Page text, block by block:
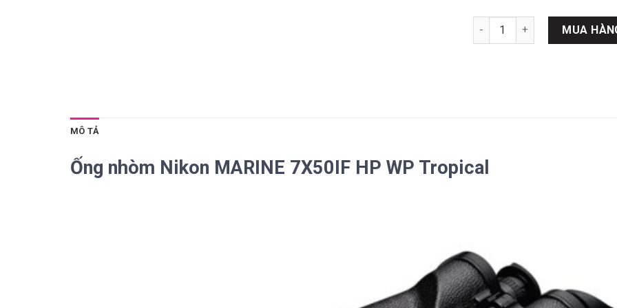
Ống nhòm Nikon MARINE
MUA
MÔ TẢ
Ống nhòm Nikon MARINE 7X50IF HP WP Tropical